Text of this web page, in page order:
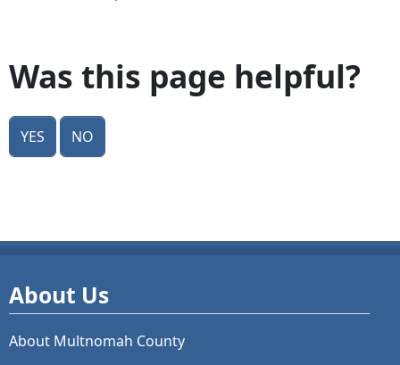
Was this page helpful?
Yes No
About Us
About Multnomah County